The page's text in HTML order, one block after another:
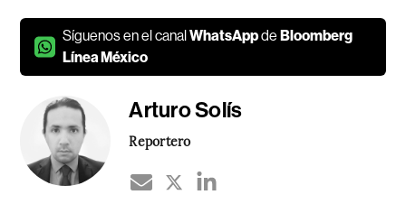
Síguenos en el canalWhatsAppde Bloomberg
Línea México
Arturo Solís
Reportero